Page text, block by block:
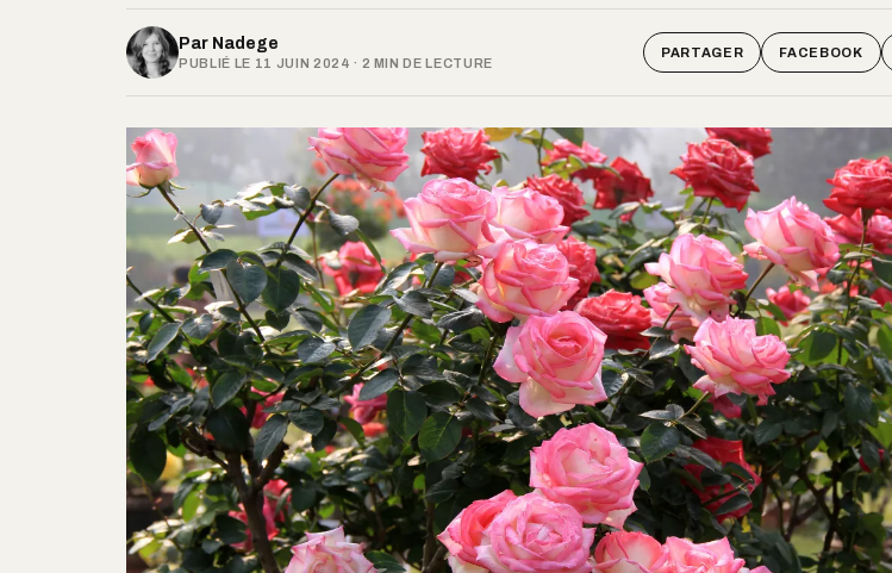
Par Nadege
PUBLIÉ LE 11 JUIN 2024 · 2 MIN DE LECTURE
PARTAGER FACEBOOK